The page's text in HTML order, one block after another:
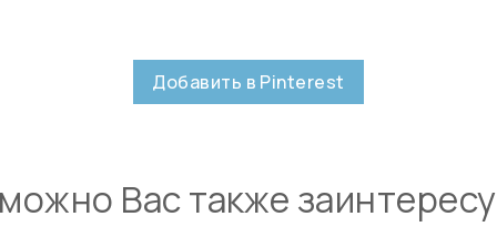
Добавить в Pinterest
Вас также